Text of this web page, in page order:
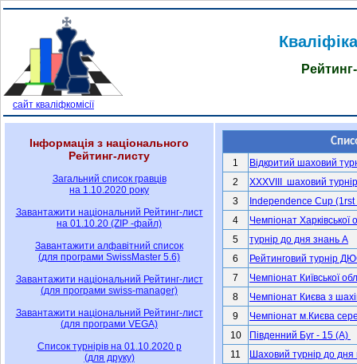
сайт кваліфкомісії
Інформація з національного
Рейтинг-листу
Загальний список гравців
на 1.10.2020 року
Завантажити національний Рейтинг-лист
на 01.10.20 (ZIP -файл)
Завантажити алфавітний список
(для програми SwissMaster 5.6)
Завантажити національний Рейтинг-лист
(для програми swiss-manager)
Завантажити національний Рейтинг-лист
(для програми VEGA)
Список турнірів на 01.10.2020 р
(для друку)